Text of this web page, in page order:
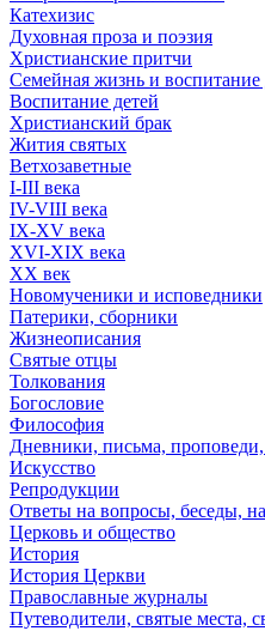
Катехизис
Духовная проза и поэзия
Христианские притчи
Семейная жизнь и воспитание
Воспитание детей
Христианский брак
Жития святых
Ветхозаветные
I-III века
IV-VIII века
IX-XV века
XVI-XIX века
XX век
Новомученики и исповедники
Патерики, сборники
Жизнеописания
Святые отцы
Толкования
Богословие
Философия
Дневники, письма,
Искусство
Репродукции
Ответы на вопросы, беседы,
Церковь и общество
История
История Церкви
Православные журналы
Путеводители, святые места,